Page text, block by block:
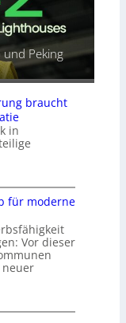
und Peking
braucht
in
für moderne
Vor dieser